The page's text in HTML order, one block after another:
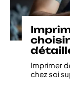
Imprimer
chez soi